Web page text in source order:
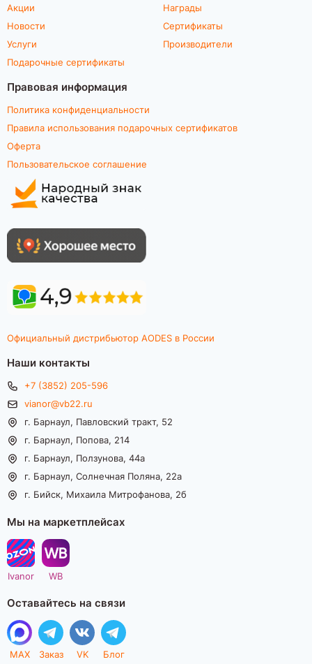
Акции
Новости
Услуги
Подарочные сертификаты
Награды
Сертификаты
Производители
Правовая информация
Политика конфиденциальности
Правила использования подарочных сертификатов
Оферта
Пользовательское соглашение
Официальный дистрибьютор AODES в России
Наши контакты
+7 (3852) 205-596
vianor@vb22.ru
г. Барнаул, Павловский тракт, 52
г. Барнаул, Попова, 214
г. Барнаул, Ползунова, 44а
г. Барнаул, Солнечная Поляна, 22а
г. Бийск, Михаила Митрофанова, 2б
Мы на маркетплейсах
Ivanor WB
Оставайтесь на связи
MAX Заказ VK Блог